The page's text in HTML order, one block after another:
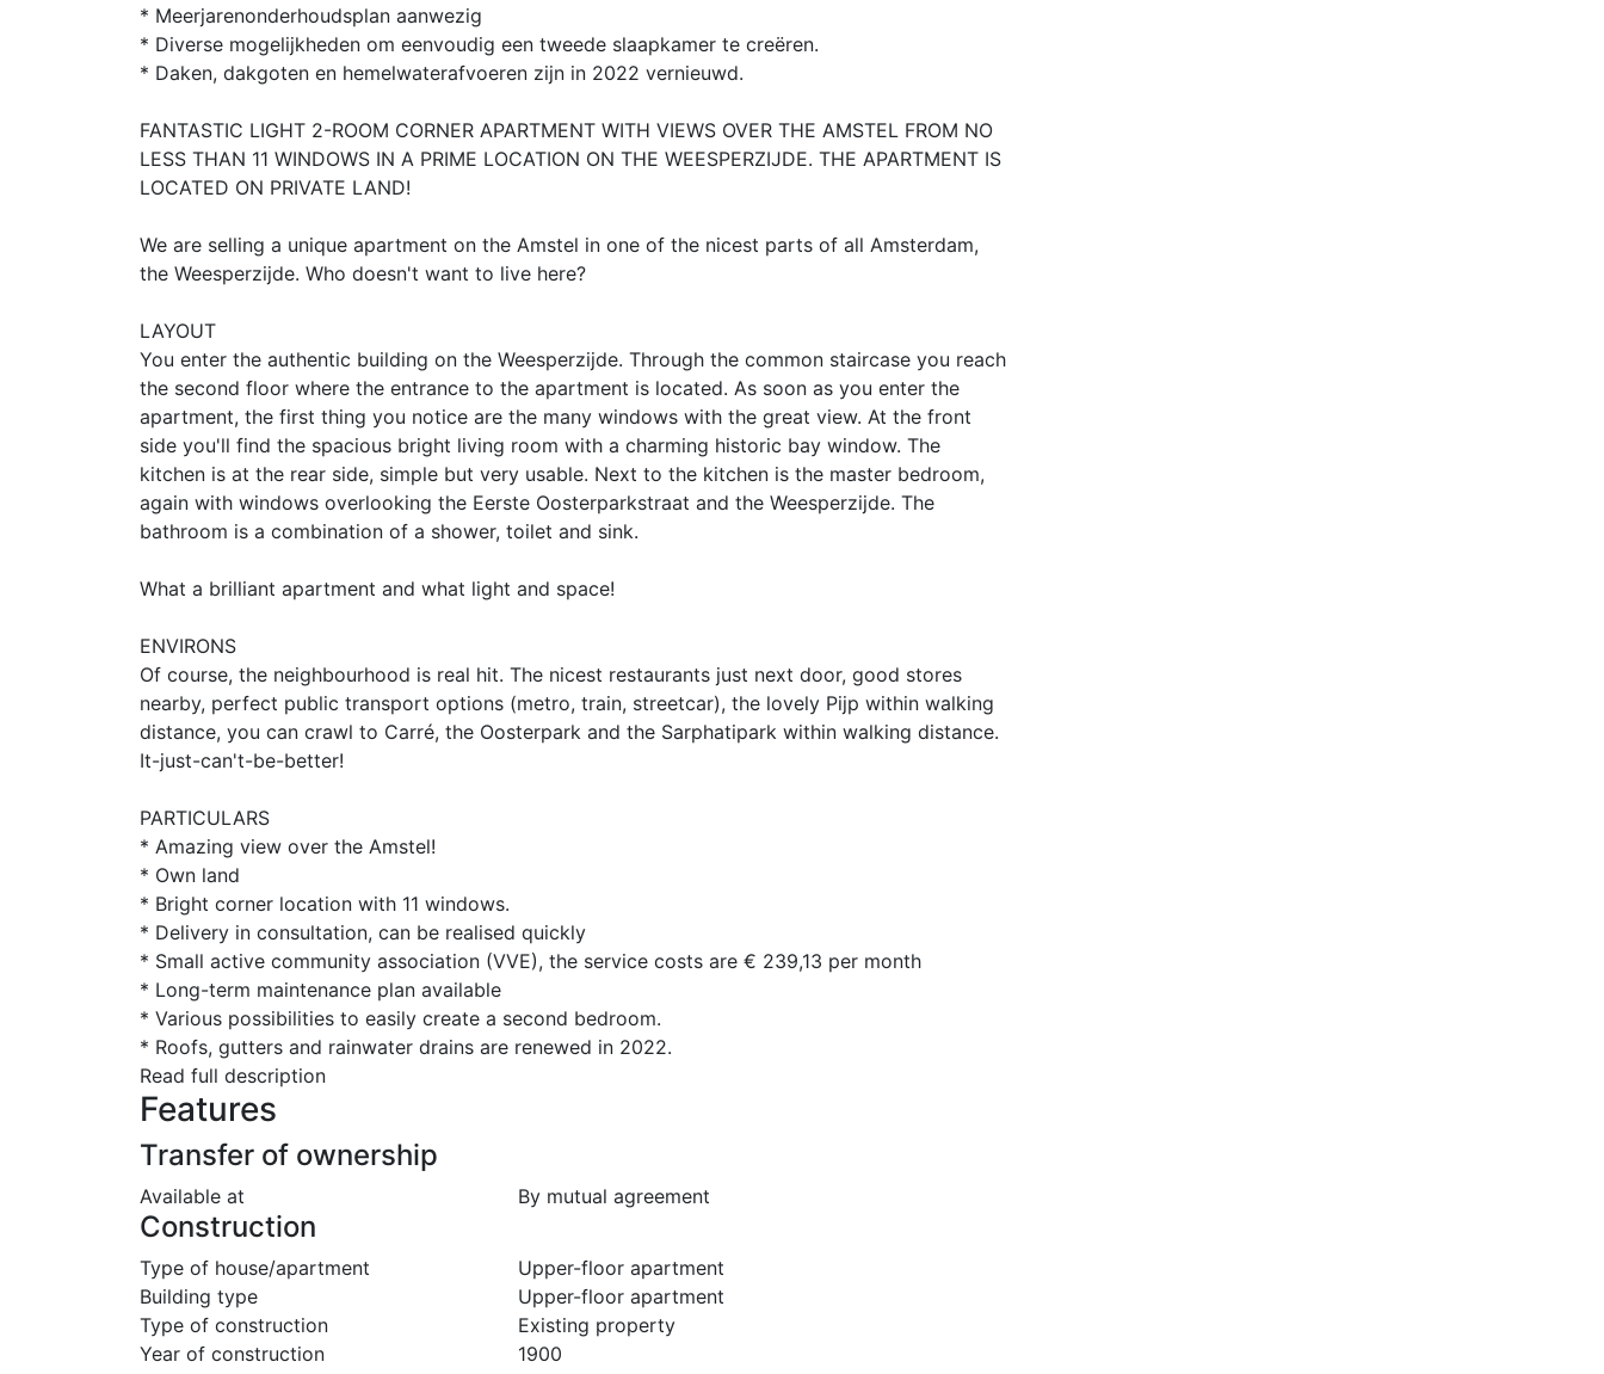
* Meerjarenonderhoudsplan aanwezig
* Diverse mogelijkheden om eenvoudig een tweede slaapkamer te creëren.
* Daken, dakgoten en hemelwaterafvoeren zijn in 2022 vernieuwd.
FANTASTIC LIGHT 2-ROOM CORNER APARTMENT WITH VIEWS OVER THE AMSTEL FROM NO
LESS THAN 11 WINDOWS IN A PRIME LOCATION ON THE WEESPERZIJDE. THE APARTMENT IS
LOCATED ON PRIVATE LAND!
We are selling a unique apartment on the Amstel in one of the nicest parts of all Amsterdam,
the Weesperzijde. Who doesn't want to live here?
LAYOUT
You enter the authentic building on the Weesperzijde. Through the common staircase you reach
the second floor where the entrance to the apartment is located. As soon as you enter the
apartment, the first thing you notice are the many windows with the great view. At the front
side you'll find the spacious bright living room with a charming historic bay window. The
kitchen is at the rear side, simple but very usable. Next to the kitchen is the master bedroom,
again with windows overlooking the Eerste Oosterparkstraat and the Weesperzijde. The
bathroom is a combination of a shower, toilet and sink.
What a brilliant apartment and what light and space!
ENVIRONS
Of course, the neighbourhood is real hit. The nicest restaurants just next door, good stores
nearby, perfect public transport options (metro, train, streetcar), the lovely Pijp within walking
distance, you can crawl to Carré, the Oosterpark and the Sarphatipark within walking distance.
It-just-can't-be-better!
PARTICULARS
* Amazing view over the Amstel!
* Own land
* Bright corner location with 11 windows.
* Delivery in consultation, can be realised quickly
* Small active community association (VVE), the service costs are € 239,13 per month
* Long-term maintenance plan available
* Various possibilities to easily create a second bedroom.
* Roofs, gutters and rainwater drains are renewed in 2022.
Read full description
Features
Transfer of ownership
Available at By mutual agreement
Construction
Type of house/apartment
Upper-floor apartment
Building type
Upper-floor apartment
Type of construction
Existing property
Year of construction
1900